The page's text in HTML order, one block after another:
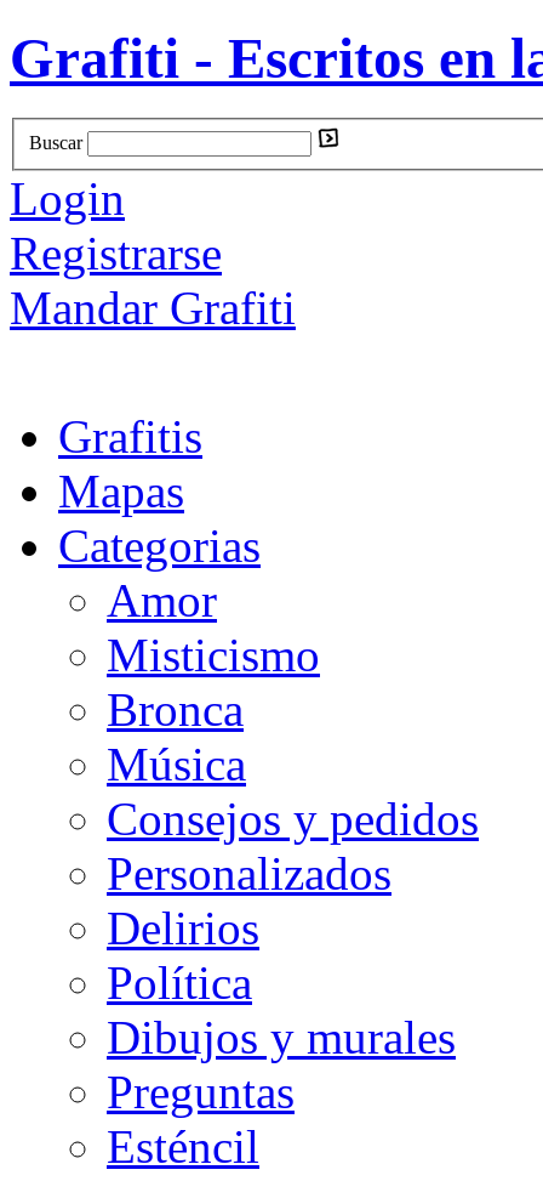
Grafiti - Escritos en
Buscar
Login
Registrarse
Mandar Grafiti
Grafitis
Mapas
Categorias
Amor
Misticismo
Bronca
Música
Consejos y pedidos
Personalizados
Delirios
Política
Dibujos y murales
Preguntas
Esténcil